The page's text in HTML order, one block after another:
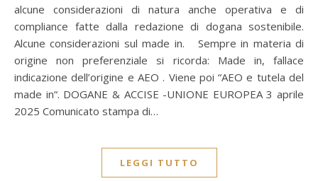
alcune considerazioni di natura anche operativa e di
compliance fatte dalla redazione di dogana sostenibile.
Alcune considerazioni sul made in. Sempre in materia di
origine non preferenziale si ricorda: Made in, fallace
indicazione dell’origine e AEO . Viene poi “AEO e tutela del
made in“. DOGANE & ACCISE -UNIONE EUROPEA 3 aprile
2025 Comunicato stampa di…
LEGGI TUTTO